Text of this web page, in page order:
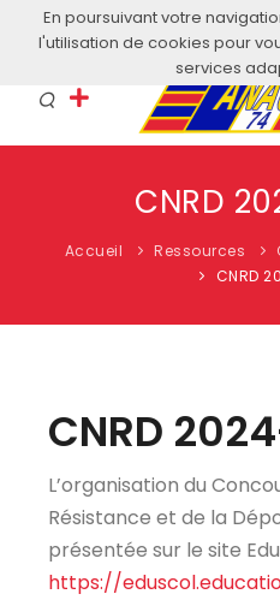
Courriel: contact@anacr74.fr
L’ANACR
EVÈNEMENTS
COMITÉS LOCAUX
RESSOURCES
CNRD
Accueil Ressources
CNRD
CNRD
L’organisation du
Résistance et de la
présentée sur le site
https://
En poursuivant votre
l'utilisation de cookies pour
services